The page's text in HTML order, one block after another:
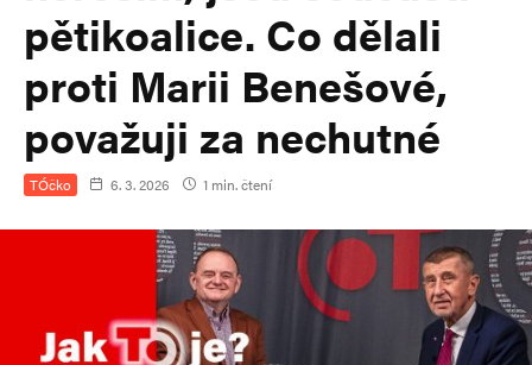
pětikoalice. Co dělali
proti Marii Benešové,
považuji za nechutné
TÓčko 6. 3. 2026 1 min. čtení